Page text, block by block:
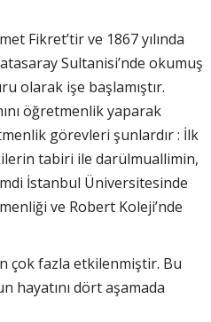
Fikret’tir ve 1867 yılında
Sultanisi’nde okumuş
olarak işe başlamıştır.
öğretmenlik yaparak
görevleri şunlardır : İlk
tabiri ile darülmuallimin,
İstanbul Üniversitesinde
ve Robert Koleji’nde
çok fazla etkilenmiştir. Bu
hayatını dört aşamada